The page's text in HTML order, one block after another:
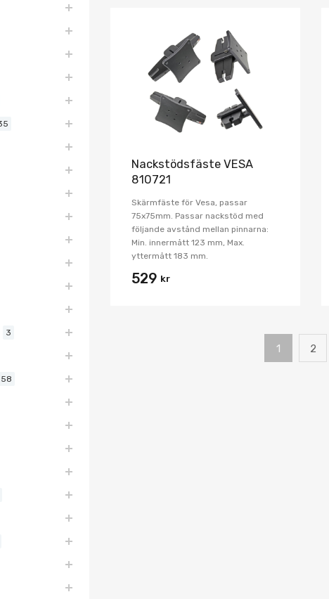
Nackstödsfäste VESA
810721
Skärmfäste för Vesa, passar
75x75mm. Passar nackstöd med
följande avstånd mellan pinnarna:
Min. innermått 123 mm, Max.
yttermått 183 mm.
529 kr
1 2
3
58